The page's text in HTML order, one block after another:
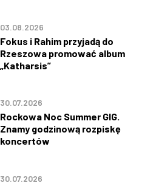
03.08.2026
Fokus i Rahim przyjadą do
Rzeszowa promować album
„Katharsis”
30.07.2026
Rockowa Noc Summer GIG.
Znamy godzinową rozpiskę
koncertów
30.07.2026